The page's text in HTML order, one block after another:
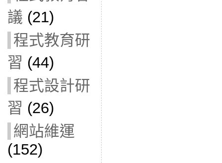
議 (21)
程式教育研
習 (44)
程式設計研
習 (26)
網站維運
(152)